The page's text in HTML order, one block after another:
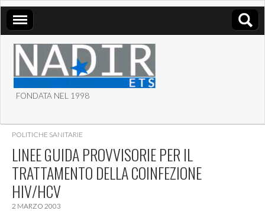
ASSOCIAZIONE NADIR
ETS
FONDATA NEL 1998
POLITICHE SANITARIE
LINEE GUIDA PROVVISORIE PER IL
TRATTAMENTO DELLA COINFEZIONE
HIV/HCV
2 MARZO 2003